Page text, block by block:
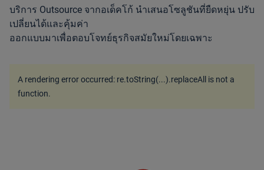
บริการ Outsource จากอเด็คโก้ นำเสนอโซลูชันที่ยืดหยุ่น ปรับ
เปลี่ยนได้และคุ้มค่า
ออกแบบมาเพื่อตอบโจทย์ธุรกิจสมัยใหม่โดยเฉพาะ
A rendering error occurred: re.toString(...).replaceAll is not a
function.